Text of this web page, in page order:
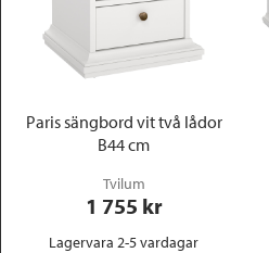
Paris sängbord vit två lådor
B44 cm
Tvilum
1 755 kr
Lagervara 2-5 vardagar